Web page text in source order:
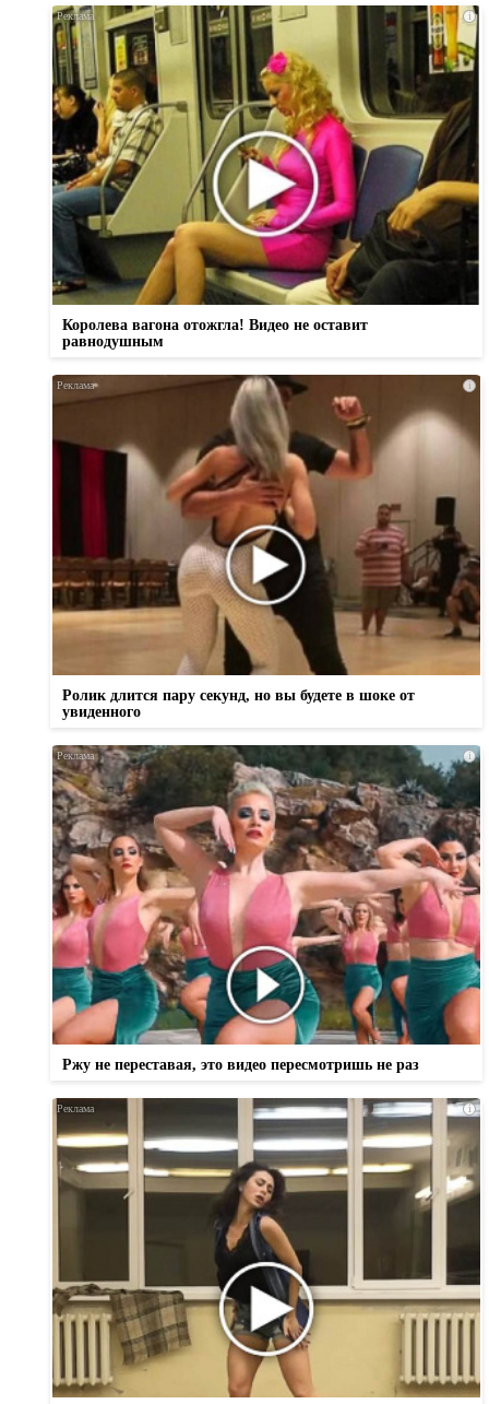
i
Королева вагона отожгла! Видео не оставит
равнодушным
i
Ролик длится пару секунд, но вы будете в шоке от
увиденного
i
Ржу не переставая, это видео пересмотришь не раз
i